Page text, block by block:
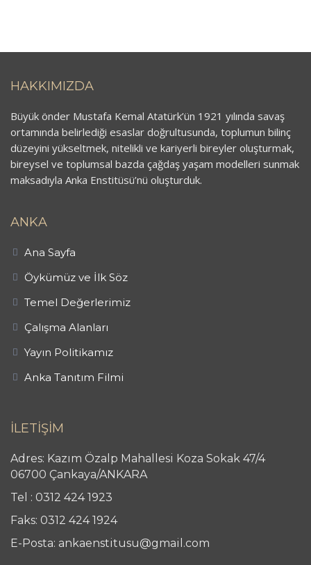
HAKKIMIZDA
Büyük önder Mustafa Kemal Atatürk’ün 1921 yılında savaş
ortamında belirlediği esaslar doğrultusunda, toplumun bilinç
düzeyini yükseltmek, nitelikli ve kariyerli bireyler oluşturmak,
bireysel ve toplumsal bazda çağdaş yaşam modelleri sunmak
maksadıyla Anka Enstitüsü’nü oluşturduk.
ANKA
Ana Sayfa
Öykümüz ve İlk Söz
Temel Değerlerimiz
Çalışma Alanları
Yayın Politikamız
Anka Tanıtım Filmi
İLETİŞİM
Adres: Kazım Özalp Mahallesi Koza Sokak 47/4
06700 Çankaya/ANKARA
Tel : 0312 424 1923
Faks: 0312 424 1924
E-Posta: ankaenstitusu@gmail.com